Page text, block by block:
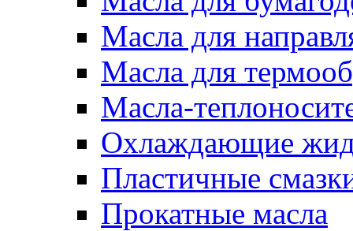
Масла для
Масла для
Масла-
Охлаждающие
Пластичные
Прокатные масла